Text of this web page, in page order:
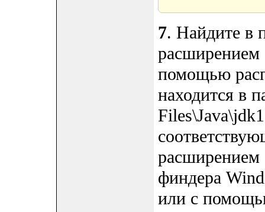
7. Найдите в
расширением
помощью
находится в
финдера
или с